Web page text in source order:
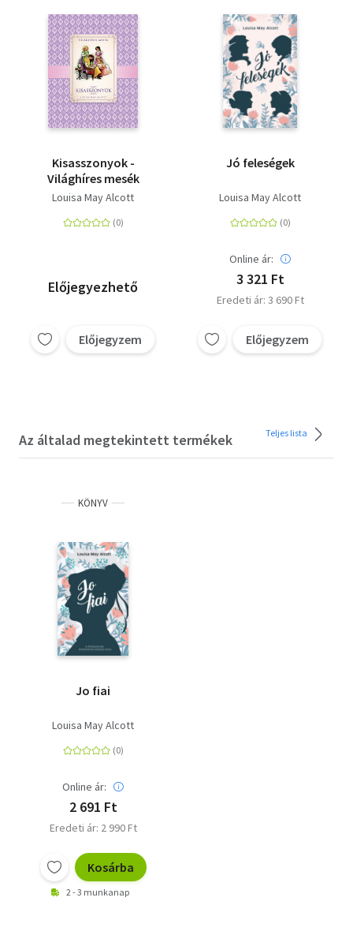
Kisasszonyok -
Világhíres mesék
Louisa May Alcott
Előjegyezhető
Előjegyzem
Jó feleségek
Louisa May Alcott
Online ár:
3 321 Ft
Eredeti ár: 3 690 Ft
Előjegyzem
Az általad megtekintett termékek Teljes lista
KÖNYV
Jo fiai
Louisa May Alcott
Online ár:
2 691 Ft
Eredeti ár: 2 990 Ft
Kosárba
2 - 3 munkanap